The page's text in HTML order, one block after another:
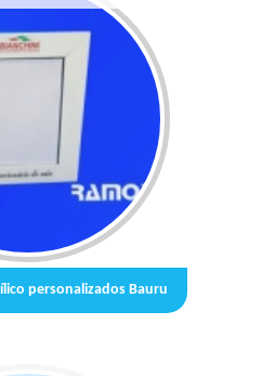
personalizados Bauru